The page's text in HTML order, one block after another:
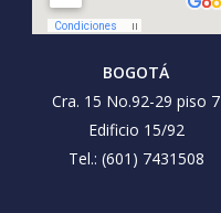
BOGOTÁ
Cra. 15 No.92-29 piso 7
Edificio 15/92
Tel.: (601) 7431508